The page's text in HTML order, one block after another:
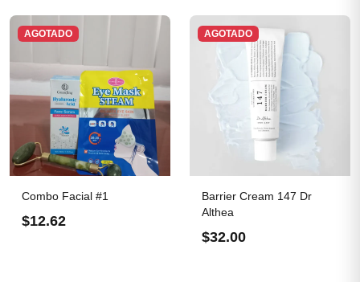
AGOTADO
Combo Facial #1
$12.62
AGOTADO
Barrier Cream 147 Dr
Althea
$32.00